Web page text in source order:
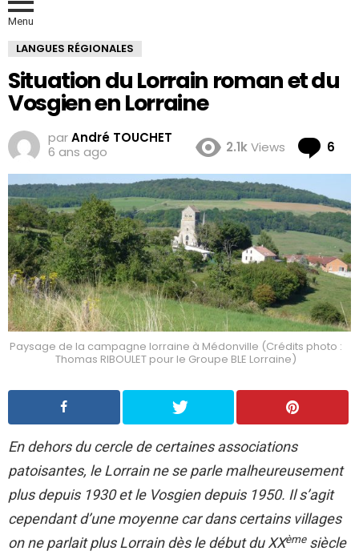
Menu
LANGUES RÉGIONALES
Situation du Lorrain roman et du
Vosgien en Lorraine
parAndré TOUCHET
6 ans ago
2.1kViews 6
Paysage de la campagne lorraine à Médonville (Crédits photo :
Thomas RIBOULET pour le Groupe BLE Lorraine)
En dehors du cercle de certaines associations
patoisantes, le Lorrain ne se parle malheureusement
plus depuis 1930 et le Vosgien depuis 1950. Il s’agit
cependant d’une moyenne car dans certains villages
on ne parlait plus Lorrain dès le début du XXèmesiècle